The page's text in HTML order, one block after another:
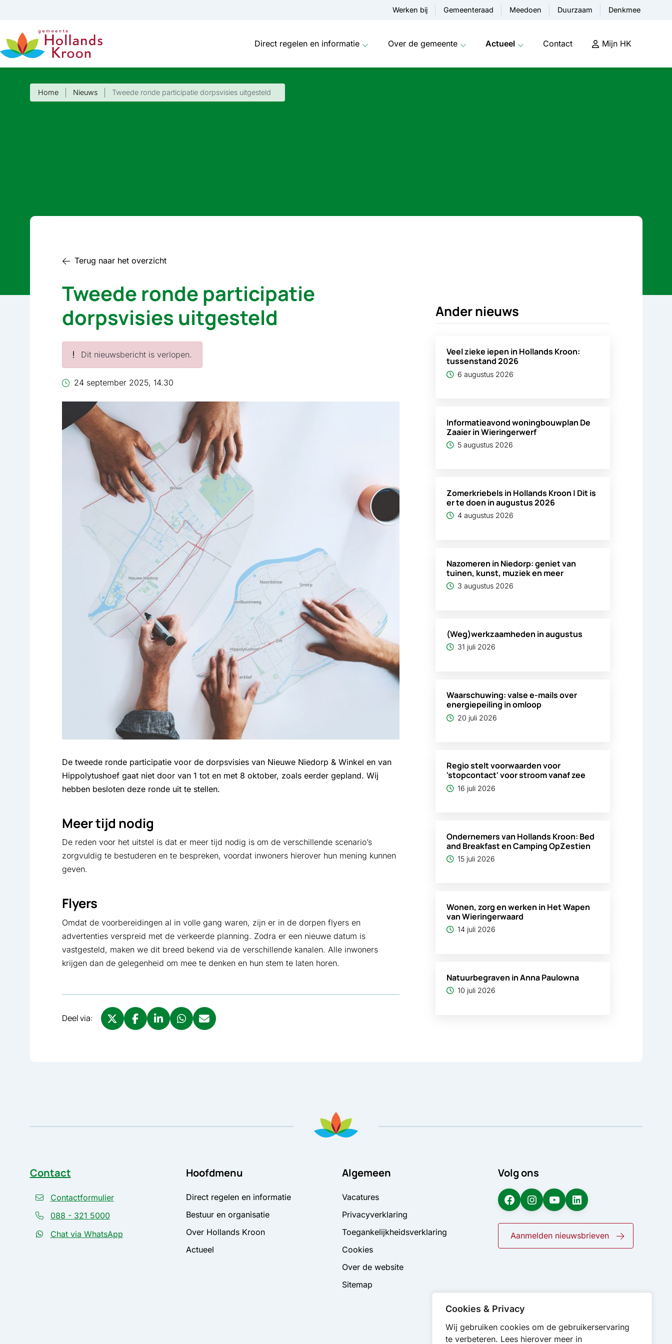
Cookies & Privacy
Wij gebruiken cookies om de gebruikerservaring
te verbeteren. Lees hierover meer in
Werken bij Gemeenteraad Meedoen Duurzaam Denkmee
Direct regelen en informatie Over de gemeente Actueel Contact Mijn HK
Home Nieuws Tweede ronde participatie dorpsvisies uitgesteld
Terug naar het overzicht
Tweede ronde participatie
dorpsvisies uitgesteld
Dit nieuwsbericht is verlopen.
24 september 2025, 14.30
De tweede ronde participatie voor de dorpsvisies van Nieuwe Niedorp & Winkel en van
Hippolytushoef gaat niet door van 1 tot en met 8 oktober, zoals eerder gepland. Wij
hebben besloten deze ronde uit te stellen.
Meer tijd nodig
De reden voor het uitstel is dat er meer tijd nodig is om de verschillende scenario’s
zorgvuldig te bestuderen en te bespreken, voordat inwoners hierover hun mening kunnen
geven.
Flyers
Omdat de voorbereidingen al in volle gang waren, zijn er in de dorpen flyers en
advertenties verspreid met de verkeerde planning. Zodra er een nieuwe datum is
vastgesteld, maken we dit breed bekend via de verschillende kanalen. Alle inwoners
krijgen dan de gelegenheid om mee te denken en hun stem te laten horen.
Deel via:
Ander nieuws
Veel zieke iepen in Hollands Kroon:
tussenstand 2026
6 augustus 2026
Informatieavond woningbouwplan De
Zaaier in Wieringerwerf
5 augustus 2026
Zomerkriebels in Hollands Kroon | Dit is
er te doen in augustus 2026
4 augustus 2026
Nazomeren in Niedorp: geniet van
tuinen, kunst, muziek en meer
3 augustus 2026
(Weg)werkzaamheden in augustus
31 juli 2026
Waarschuwing: valse e-mails over
energiepeiling in omloop
20 juli 2026
Regio stelt voorwaarden voor
'stopcontact' voor stroom vanaf zee
16 juli 2026
Ondernemers van Hollands Kroon: Bed
and Breakfast en Camping OpZestien
15 juli 2026
Wonen, zorg en werken in Het Wapen
van Wieringerwaard
14 juli 2026
Natuurbegraven in Anna Paulowna
10 juli 2026
Contact
Contactformulier
088 - 321 5000
Chat via WhatsApp
Hoofdmenu
Direct regelen en informatie
Bestuur en organisatie
Over Hollands Kroon
Actueel
Algemeen
Vacatures
Privacyverklaring
Toegankelijkheidsverklaring
Cookies
Over de website
Sitemap
Volg ons
Facebook
Instagram
YouTubeLinkedIn
Aanmelden nieuwsbrieven